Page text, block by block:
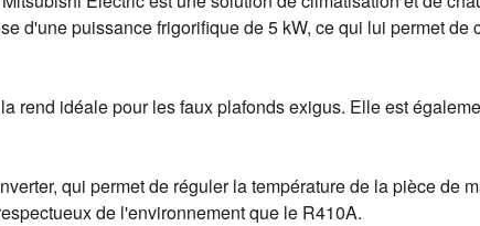
d'une puissance frigorifique de 5 kW, ce qui lui permet
rend idéale pour les faux plafonds exigus. Elle est
qui permet de réguler la température de la pièce de
de l'environnement que le R410A.